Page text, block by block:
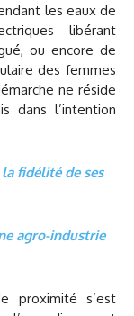
les eaux de
libérant
ou encore de
des femmes
ne réside
dans l’intention
fidélité de ses
agro-industrie
proximité s’est